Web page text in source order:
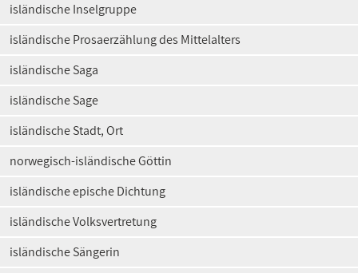
isländische Inselgruppe
isländische Prosaerzählung des Mittelalters
isländische Saga
isländische Sage
isländische Stadt, Ort
norwegisch-isländische Göttin
isländische epische Dichtung
isländische Volksvertretung
isländische Sängerin